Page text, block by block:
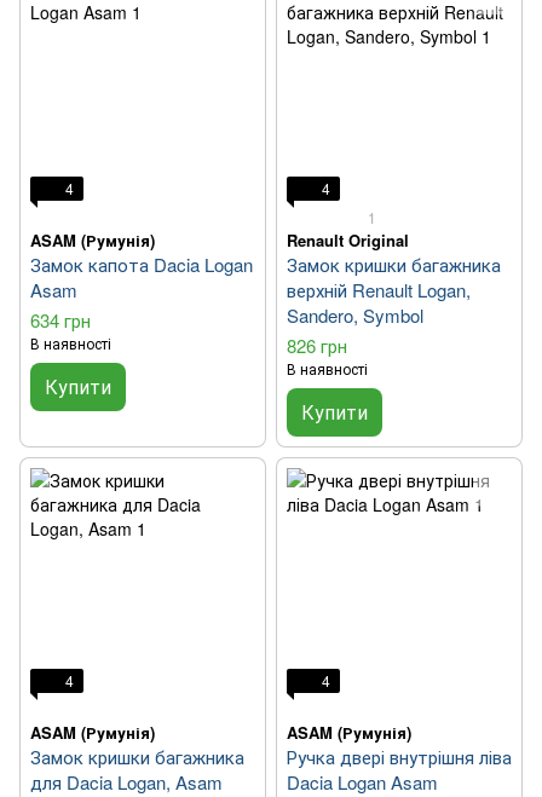
4
ASAM (Румунія)
Замок капота Dacia Logan
Asam
634 грн
В наявності
Купити
4
1
Renault Original
Замок кришки багажника
верхній Renault Logan,
Sandero, Symbol
826 грн
В наявності
Купити
4
ASAM (Румунія)
Замок кришки багажника
для Dacia Logan, Asam
4
ASAM (Румунія)
Ручка двері внутрішня ліва
Dacia Logan Asam